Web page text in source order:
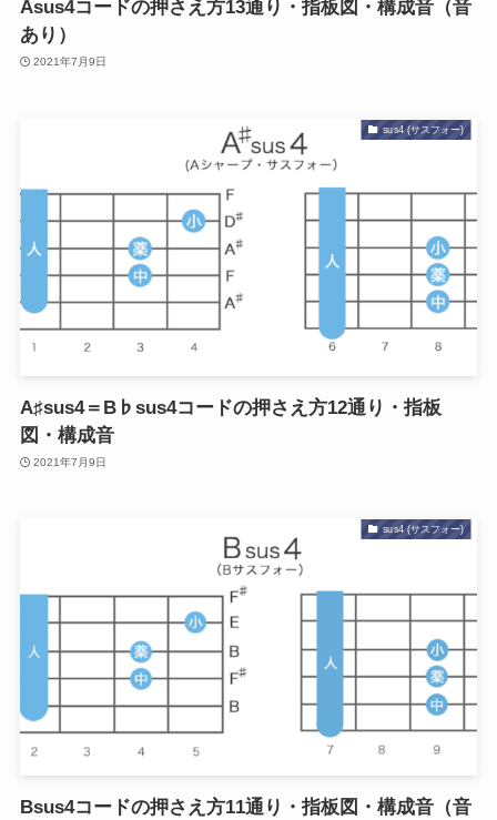
Asus4コードの押さえ方13通り・指板図・構成音（音
あり）
2021年7月9日
sus4 (サスフォー)
A♯sus4＝B♭sus4コードの押さえ方12通り・指板
図・構成音
2021年7月9日
sus4 (サスフォー)
Bsus4コードの押さえ方11通り・指板図・構成音（音